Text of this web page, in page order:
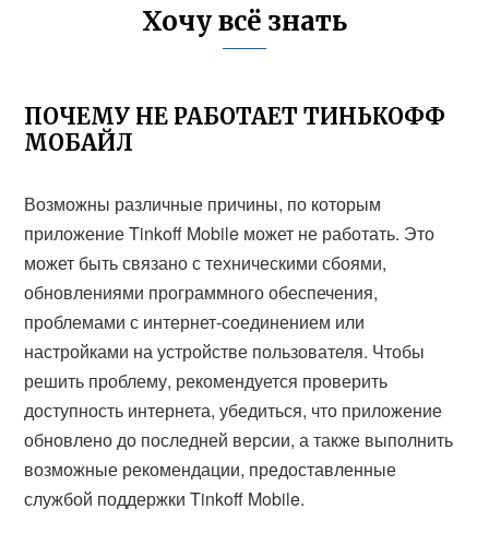
Хочу всё знать
ПОЧЕМУ НЕ РАБОТАЕТ ТИНЬКОФФ
МОБАЙЛ
Возможны различные причины, по которым
приложение Tinkoff Mobile может не работать. Это
может быть связано с техническими сбоями,
обновлениями программного обеспечения,
проблемами с интернет-соединением или
настройками на устройстве пользователя. Чтобы
решить проблему, рекомендуется проверить
доступность интернета, убедиться, что приложение
обновлено до последней версии, а также выполнить
возможные рекомендации, предоставленные
службой поддержки Tinkoff Mobile.